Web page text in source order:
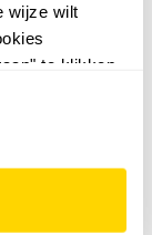
wijze wilt
te klikken.